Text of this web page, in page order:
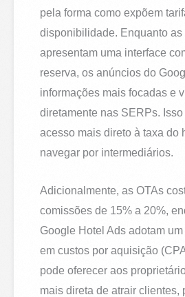
pela forma como expõem
disponibilidade. Enquanto as
apresentam uma interface
reserva, os anúncios do
informações mais focadas e
diretamente nas SERPs.
acesso mais direto à taxa do
navegar por intermediários.
Adicionalmente, as OTAs
comissões de 15% a 20%,
Google Hotel Ads adotam
em custos por aquisição
pode oferecer aos
mais direta de atrair clientes,